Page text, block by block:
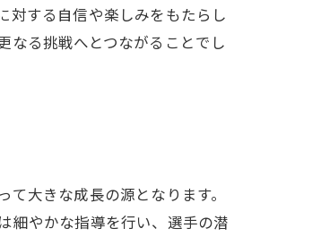
対する自信や楽しみをもたらし
なる挑戦へとつながることでし
大きな成長の源となります。
細やかな指導を行い、選手の潜